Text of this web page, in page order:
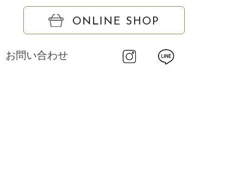
ONLINE SHOP
お問い合わせ